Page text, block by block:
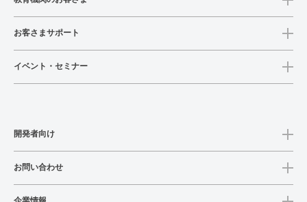
お客さまサポート
イベント・セミナー
開発者向け
お問い合わせ